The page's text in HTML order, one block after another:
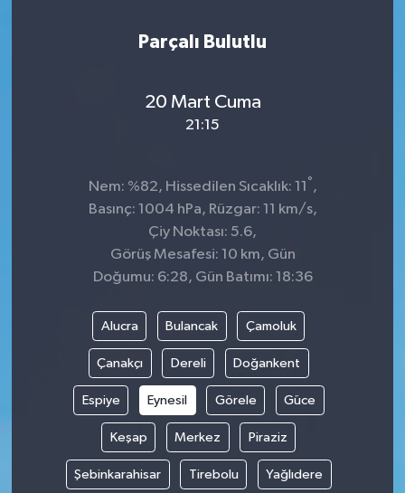
Parçalı Bulutlu
20 Mart Cuma
21:15
Nem: %82, Hissedilen Sıcaklık: 11 ° ,
Basınç: 1004 hPa, Rüzgar: 11 km/s,
Çiy Noktası: 5.6,
Görüş Mesafesi: 10 km, Gün
Doğumu: 6:28, Gün Batımı: 18:36
Alucra Bulancak Çamoluk
Çanakçı Dereli Doğankent
Espiye Eynesil Görele Güce
Keşap Merkez Piraziz
Şebinkarahisar Tirebolu Yağlıdere